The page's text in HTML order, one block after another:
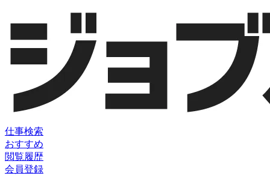
仕事検索
おすすめ
閲覧履歴
会員登録